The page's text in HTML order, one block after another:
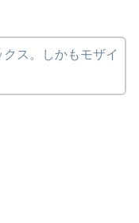
ス。しかもモザイ